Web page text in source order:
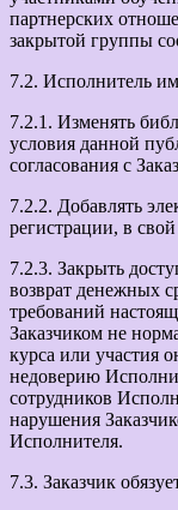
партнерских
закрытой группы
7.2. Исполнитель
7.2.1. Изменять
условия данной
согласования с
7.2.2. Добавлять
регистрации, в
7.2.3. Закрыть
возврат денежных
требований
Заказчиком не
курса или участия
недоверию
сотрудников
нарушения
Исполнителя.
7.3. Заказчик